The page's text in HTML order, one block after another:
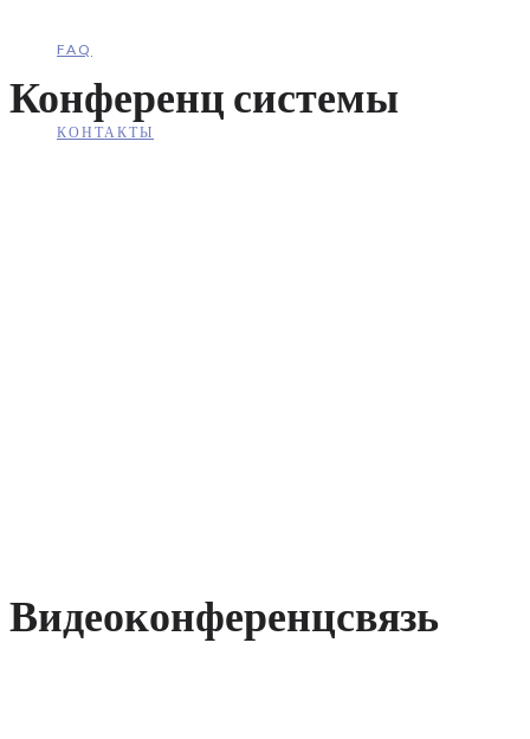
FAQ
КОНТАКТЫ
Конференц системы
Видеоконференцсвязь